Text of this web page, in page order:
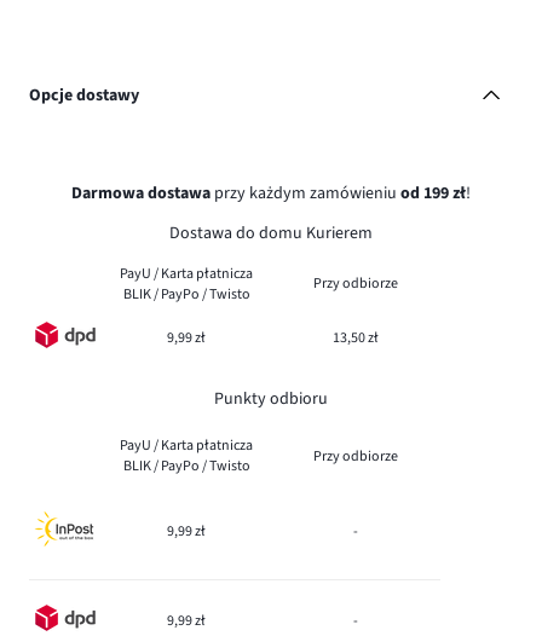
Opcje dostawy
Darmowa dostawa przy każdym zamówieniu od 199 zł!
Dostawa do domu Kurierem
PayU / Karta płatnicza
BLIK / PayPo / Twisto
Przy odbiorze
9,99 zł 13,50 zł
Punkty odbioru
PayU / Karta płatnicza
BLIK / PayPo / Twisto
Przy odbiorze
9,99 zł -
9,99 zł -